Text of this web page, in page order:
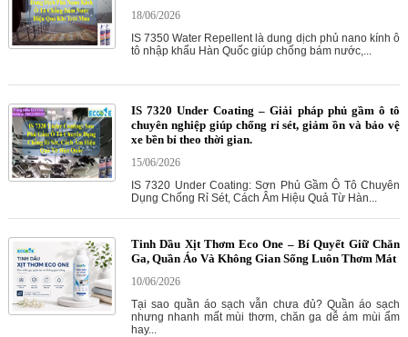
18/06/2026
IS 7350 Water Repellent là dung dịch phủ nano kính ô
tô nhập khẩu Hàn Quốc giúp chống bám nước,...
IS 7320 Under Coating – Giải pháp phủ gầm ô tô
chuyên nghiệp giúp chống rỉ sét, giảm ồn và bảo vệ
xe bền bỉ theo thời gian.
15/06/2026
IS 7320 Under Coating: Sơn Phủ Gầm Ô Tô Chuyên
Dụng Chống Rỉ Sét, Cách Âm Hiệu Quả Từ Hàn...
Tinh Dầu Xịt Thơm Eco One – Bí Quyết Giữ Chăn
Ga, Quần Áo Và Không Gian Sống Luôn Thơm Mát
10/06/2026
Tại sao quần áo sạch vẫn chưa đủ? Quần áo sạch
nhưng nhanh mất mùi thơm, chăn ga dễ ám mùi ẩm
hay...